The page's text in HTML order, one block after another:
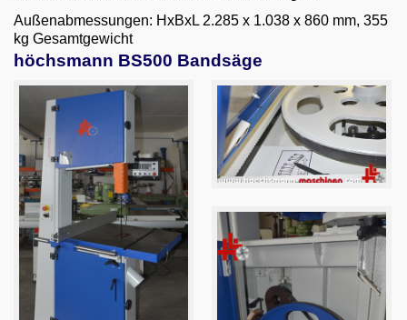
Außenabmessungen: HxBxL 2.285 x 1.038 x 860 mm, 355
kg Gesamtgewicht
höchsmann BS500 Bandsäge